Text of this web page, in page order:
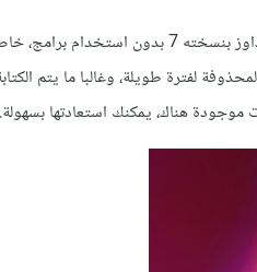
في الحقيقة، من الصعب استرجاع الملفات المحذوفة على نظام الوينداوز
لفترة طويلة، وغالبا ما يتم
موجودة هناك، يمكنك استعادتها بسهولة.